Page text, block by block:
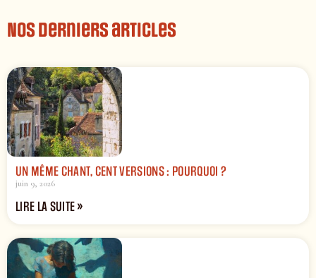
Nos derniers articles
UN MÊME CHANT, CENT VERSIONS : POURQUOI ?
juin 9, 2026
LIRE LA SUITE »